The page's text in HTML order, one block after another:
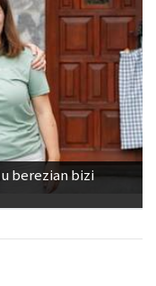
berezian bizi